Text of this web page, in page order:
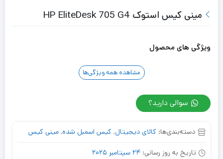
مینی کیس استوک HP EliteDesk 705 G4
ویژگی های محصول
مشاهده همه ویژگی‌ها
سوالی دارید؟
دسته‌بندی‌ها: کالای دیجیتال, کیس اسمبل شده, مینی کیس
تاریخ به روز رسانی: 24 سپتامبر 2025